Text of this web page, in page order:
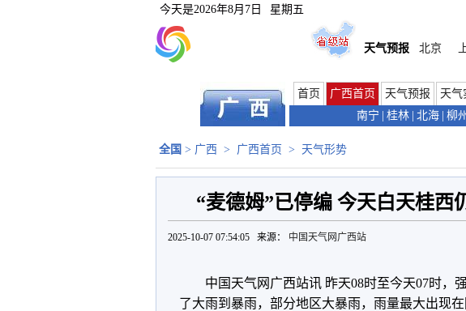
今天是2026年8月7日 星期五
天气预报
北京
首页 广西首页 天气预报 天气
南宁
桂林 北海 柳州
全国 > 广西 > 广西首页 > 天气形势
“麦德姆”已停编 今天白天桂西
2025-10-07 07:54:05 来源： 中国天气网广西站
中国天气网广西站讯 昨天08时至今天07时，
了大雨到暴雨，部分地区大暴雨，雨量最大出现在